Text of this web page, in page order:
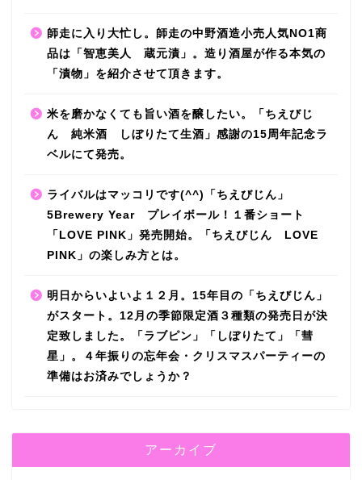
師走に入り大忙し。師走の中野酒造小売人気NO1商
品は「智恵美人 蔵元漬」。造り酒屋が作る本気の
「漬物」を紹介させて頂きます。
米を磨かなくても旨い酒を醸したい。「ちえびじ
ん 純米酒 しぼりたて生酒」感謝の15周年記念ラ
ベルにて発売。
ライバルはマッコリです(^^)「ちえびじん」
5Brewery Year プレイボール！１番ショート
「LOVE PINK」発売開始。「ちえびじん LOVE
PINK」の楽しみ方とは。
明日からいよいよ１２月。15年目の「ちえびじん」
がスタート。12月の季節限定酒３種類の発売日が決
定致しました。「ラブピン」「しぼりたて」「彗
星」。４年振りの忘年会・クリスマスパーティーの
準備はお済みでしょうか？
アーカイブ